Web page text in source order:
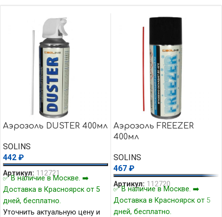
Аэрозоль DUSTER 400мл
SOLINS
442 ₽
Артикул: 112721
✅ В наличие в Москве. ➡️
Доставка в Красноярск от 5
дней, бесплатно.
Уточнить актуальную цену и
Аэрозоль FREEZER
400мл
SOLINS
467 ₽
Артикул: 112720
✅ В наличие в Москве. ➡️
Доставка в Красноярск от 5
дней, бесплатно.